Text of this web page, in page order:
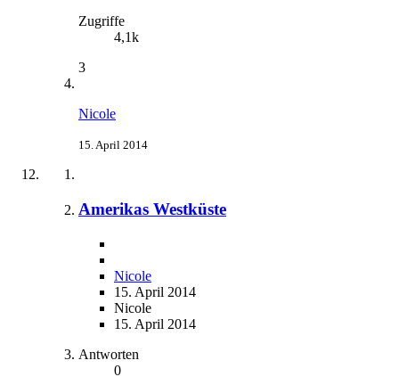
Zugriffe
4,1k
3
Nicole
15. April 2014
Amerikas Westküste
Nicole
15. April 2014
Nicole
15. April 2014
Antworten
0